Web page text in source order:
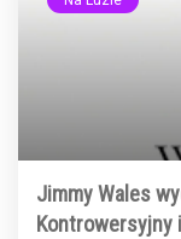
Jimmy Wales
Kontrowersyjny